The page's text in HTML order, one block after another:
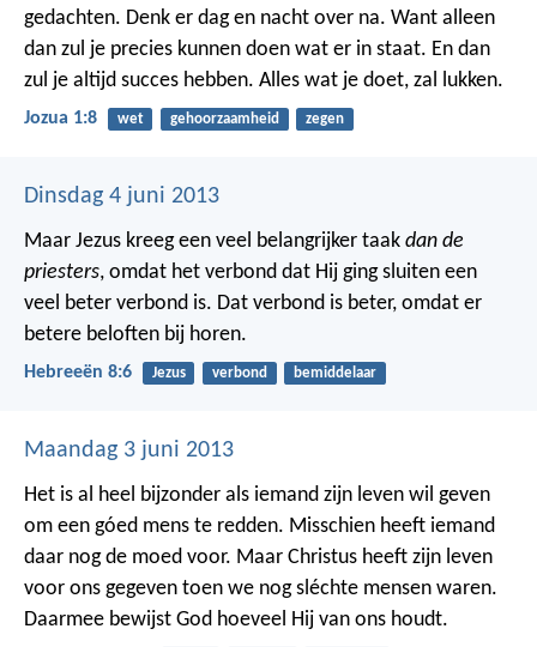
gedachten. Denk er dag en nacht over na. Want alleen
dan zul je precies kunnen doen wat er in staat. En dan
zul je altijd succes hebben. Alles wat je doet, zal lukken.
Jozua 1:8 wet gehoorzaamheid zegen
Dinsdag 4 juni 2013
Maar Jezus kreeg een veel belangrijker taak dan de
priesters, omdat het verbond dat Hij ging sluiten een
veel beter verbond is. Dat verbond is beter, omdat er
betere beloften bij horen.
Hebreeën 8:6 Jezus verbond bemiddelaar
Maandag 3 juni 2013
Het is al heel bijzonder als iemand zijn leven wil geven
om een góed mens te redden. Misschien heeft iemand
daar nog de moed voor. Maar Christus heeft zijn leven
voor ons gegeven toen we nog sléchte mensen waren.
Daarmee bewijst God hoeveel Hij van ons houdt.